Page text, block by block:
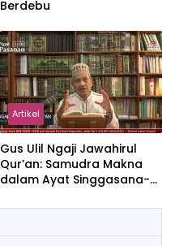
Berdebu
Artikel
Gus Ulil Ngaji Jawahirul
Qur’an: Samudra Makna
dalam Ayat Singgasana-